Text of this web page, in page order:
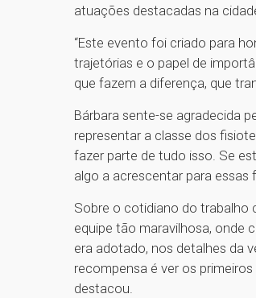
atuações destacadas na
“Este evento foi criado para
trajetórias e o papel de
que fazem a diferença, que
Bárbara sente-se agradecida
representar a classe dos
fazer parte de tudo isso. Se
algo a acrescentar para essas
Sobre o cotidiano do trabalho
equipe tão maravilhosa, onde
era adotado, nos detalhes da
recompensa é ver os
destacou.